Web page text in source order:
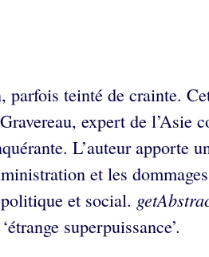
teinté de crainte.
expert de l’Asie
L’auteur apporte
et les
et social.
superpuissance’.